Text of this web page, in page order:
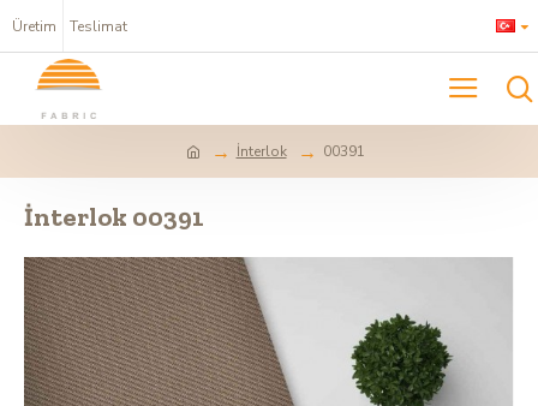
Üretim Teslimat
İnterlok 00391
İnterlok 00391